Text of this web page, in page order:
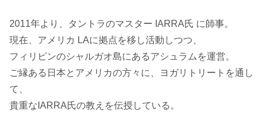
2011年より、タントラのマスター IARRA氏 に師事。
現在、アメリカ LAに拠点を移し活動しつつ、
フィリピンのシャルガオ島にあるアシュラムを運営。
ご縁ある日本とアメリカの方々に、ヨガリトリートを通し
て、
貴重なIARRA氏の教えを伝授している。